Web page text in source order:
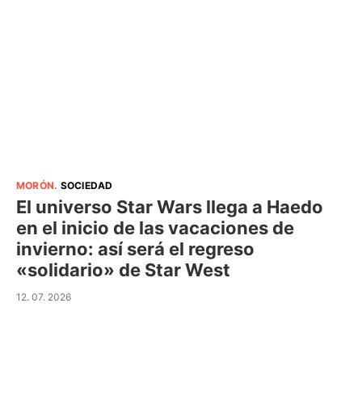
MORÓN. SOCIEDAD
El universo Star Wars llega a Haedo
en el inicio de las vacaciones de
invierno: así será el regreso
«solidario» de Star West
12. 07. 2026